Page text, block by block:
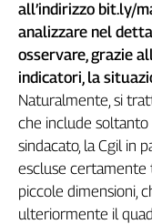
Play
Rubriche
Collettiva
Talk
settimana
Collettiva
Girasoli
Il
Sassolino
all’indirizzo bit.ly/
analizzare nel
osservare, grazie
indicatori, la
Naturalmente, si
che include
sindacato, la Cgil in
escluse certamente
piccole dimensioni,
ulteriormente il